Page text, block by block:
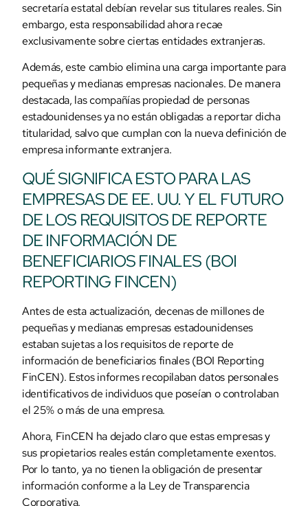
secretaría estatal debían revelar sus titulares reales. Sin
embargo, esta responsabilidad ahora recae
exclusivamente sobre ciertas entidades extranjeras.
Además, este cambio elimina una carga importante para
pequeñas y medianas empresas nacionales. De manera
destacada, las compañías propiedad de personas
estadounidenses ya no están obligadas a reportar dicha
titularidad, salvo que cumplan con la nueva definición de
empresa informante extranjera.
QUÉ SIGNIFICA ESTO PARA LAS
EMPRESAS DE EE. UU. Y EL FUTURO
DE LOS REQUISITOS DE REPORTE
DE INFORMACIÓN DE
BENEFICIARIOS FINALES (BOI
REPORTING FINCEN)
Antes de esta actualización, decenas de millones de
pequeñas y medianas empresas estadounidenses
estaban sujetas a los requisitos de reporte de
información de beneficiarios finales (BOI Reporting
FinCEN). Estos informes recopilaban datos personales
identificativos de individuos que poseían o controlaban
el 25% o más de una empresa.
Ahora, FinCEN ha dejado claro que estas empresas y
sus propietarios reales están completamente exentos.
Por lo tanto, ya no tienen la obligación de presentar
información conforme a la Ley de Transparencia
Corporativa.